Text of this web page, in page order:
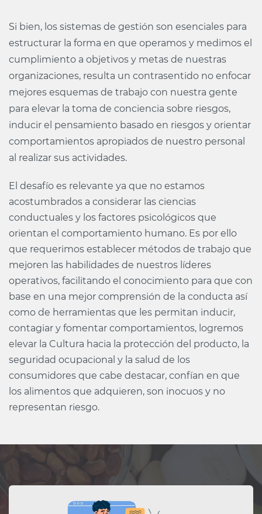
Si bien, los sistemas de gestión son esenciales para
estructurar la forma en que operamos y medimos el
cumplimiento a objetivos y metas de nuestras
organizaciones, resulta un contrasentido no enfocar
mejores esquemas de trabajo con nuestra gente
para elevar la toma de conciencia sobre riesgos,
inducir el pensamiento basado en riesgos y orientar
comportamientos apropiados de nuestro personal
al realizar sus actividades.
El desafío es relevante ya que no estamos
acostumbrados a considerar las ciencias
conductuales y los factores psicológicos que
orientan el comportamiento humano. Es por ello
que requerimos establecer métodos de trabajo que
mejoren las habilidades de nuestros líderes
operativos, facilitando el conocimiento para que con
base en una mejor comprensión de la conducta así
como de herramientas que les permitan inducir,
contagiar y fomentar comportamientos, logremos
elevar la Cultura hacia la protección del producto, la
seguridad ocupacional y la salud de los
consumidores que cabe destacar, confían en que
los alimentos que adquieren, son inocuos y no
representan riesgo.